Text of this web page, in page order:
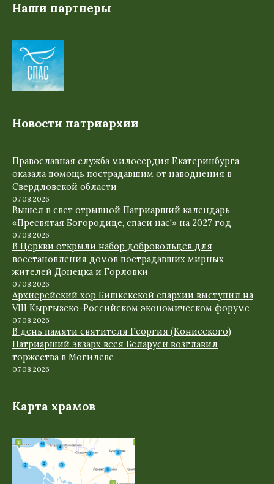
Наши партнеры
Новости патриархии
Православная служба милосердия Екатеринбурга
оказала помощь пострадавшим от наводнения в
Свердловской области
07.08.2026
Вышел в свет отрывной Патриарший календарь
«Пресвятая Богородице, спаси нас!» на 2027 год
07.08.2026
В Церкви открыли набор добровольцев для
восстановления домов пострадавших мирных
жителей Донецка и Горловки
07.08.2026
Архиерейский хор Бишкекской епархии выступил на
VIII Кыргызско-Российском экономическом форуме
07.08.2026
В день памяти святителя Георгия (Конисского)
Патриарший экзарх всея Беларуси возглавил
торжества в Могилеве
07.08.2026
Карта храмов